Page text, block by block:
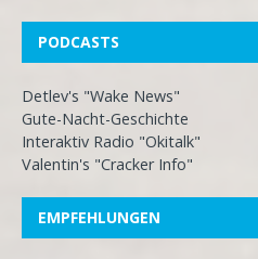
PODCASTS
Detlev's "Wake News"
Gute-Nacht-Geschichte
Interaktiv Radio "Okitalk"
Valentin's "Cracker Info"
EMPFEHLUNGEN